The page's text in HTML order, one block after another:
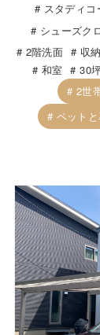
スタディコ
シューズク
2階洗面
収
和室
30
2世
ペット